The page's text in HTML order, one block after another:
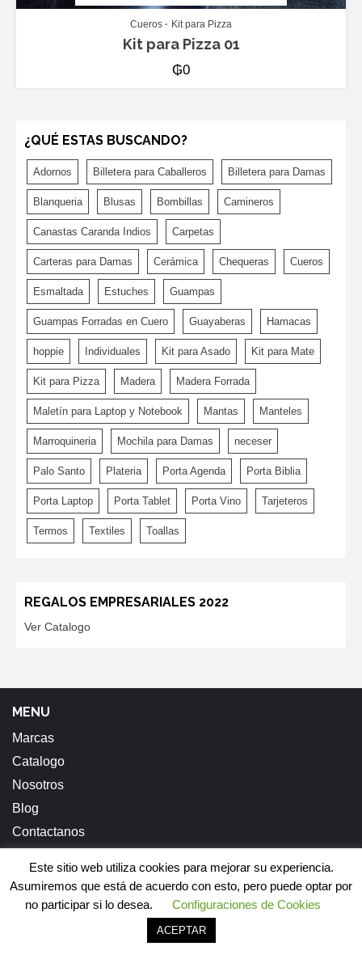
Cueros Kit para Pizza
Kit para Pizza 01
₲0
¿QUÉ ESTAS BUSCANDO?
Adornos Billetera para Caballeros Billetera para Damas
Blanqueria Blusas Bombillas Camineros
Canastas Caranda Indios Carpetas
Carteras para Damas Cerámica Chequeras Cueros
Esmaltada Estuches Guampas
Guampas Forradas en Cuero Guayaberas Hamacas
hoppie Individuales Kit para Asado Kit para Mate
Kit para Pizza Madera Madera Forrada
Maletín para Laptop y Notebook Mantas Manteles
Marroquineria Mochila para Damas neceser
Palo Santo Plateria Porta Agenda Porta Biblia
Porta Laptop Porta Tablet Porta Vino Tarjeteros
Termos Textiles Toallas
REGALOS EMPRESARIALES 2022
Ver Catalogo
MENU
Marcas
Catalogo
Nosotros
Blog
Contactanos
Facebook
Instagram
Copyright © All rights reserved.|StoreCommerce
themes.
Este sitio web utiliza cookies para mejorar su experiencia.
Asumiremos que está de acuerdo con esto, pero puede optar por
no participar si lo desea.
Configuraciones de Cookies
ACEPTAR